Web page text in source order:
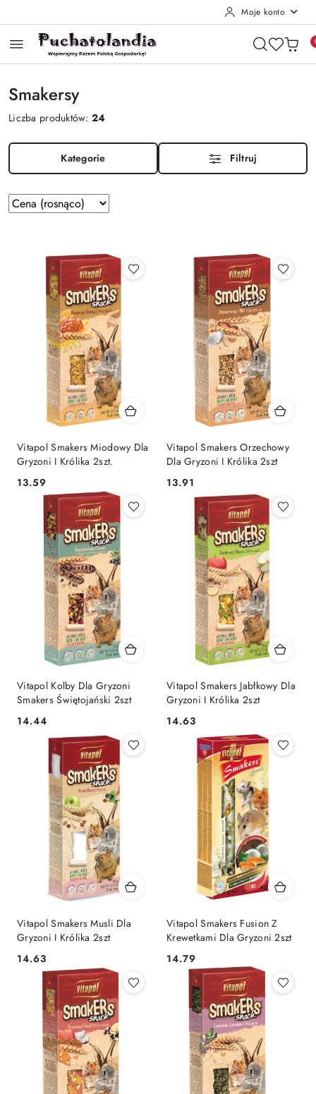
Moje konto
Smakersy
Liczba produktów:24
Kategorie Filtruj
Zastosowano
sortowanie:
(rosnąco).
Sortuj
według
Vitapol Smakers Miodowy Dla
Gryzoni I Królika 2szt.
Cena:
13.59
Vitapol Smakers Orzechowy
Dla Gryzoni I Królika 2szt
Cena:
13.91
Vitapol Kolby Dla Gryzoni
Smakers Świętojański 2szt
Cena:
14.44
Vitapol Smakers Jabłkowy Dla
Gryzoni I Królika 2szt
Cena:
14.63
Vitapol Smakers Musli Dla
Gryzoni I Królika 2szt
Cena:
14.63
Vitapol Smakers Fusion Z
Krewetkami Dla Gryzoni 2szt
Cena:
14.79